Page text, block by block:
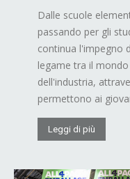
Dalle scuole
passando per gli
continua l'impegno
legame tra il
dell'industria,
permettono ai
Leggi di più